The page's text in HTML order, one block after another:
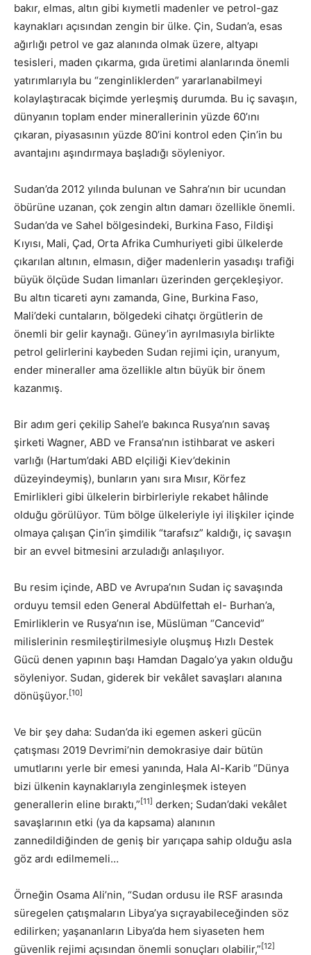
bakır, elmas, altın gibi kıymetli madenler ve petrol-gaz
kaynakları açısından zengin bir ülke. Çin, Sudan’a, esas
ağırlığı petrol ve gaz alanında olmak üzere, altyapı
tesisleri, maden çıkarma, gıda üretimi alanlarında önemli
yatırımlarıyla bu “zenginliklerden” yararlanabilmeyi
kolaylaştıracak biçimde yerleşmiş durumda. Bu iç savaşın,
dünyanın toplam ender minerallerinin yüzde 60’ını
çıkaran, piyasasının yüzde 80’ini kontrol eden Çin’in bu
avantajını aşındırmaya başladığı söyleniyor.
Sudan’da 2012 yılında bulunan ve Sahra’nın bir ucundan
öbürüne uzanan, çok zengin altın damarı özellikle önemli.
Sudan’da ve Sahel bölgesindeki, Burkina Faso, Fildişi
Kıyısı, Mali, Çad, Orta Afrika Cumhuriyeti gibi ülkelerde
çıkarılan altının, elmasın, diğer madenlerin yasadışı trafiği
büyük ölçüde Sudan limanları üzerinden gerçekleşiyor.
Bu altın ticareti aynı zamanda, Gine, Burkina Faso,
Mali’deki cuntaların, bölgedeki cihatçı örgütlerin de
önemli bir gelir kaynağı. Güney’in ayrılmasıyla birlikte
petrol gelirlerini kaybeden Sudan rejimi için, uranyum,
ender mineraller ama özellikle altın büyük bir önem
kazanmış.
Bir adım geri çekilip Sahel’e bakınca Rusya’nın savaş
şirketi Wagner, ABD ve Fransa’nın istihbarat ve askeri
varlığı (Hartum’daki ABD elçiliği Kiev’dekinin
düzeyindeymiş), bunların yanı sıra Mısır, Körfez
Emirlikleri gibi ülkelerin birbirleriyle rekabet hâlinde
olduğu görülüyor. Tüm bölge ülkeleriyle iyi ilişkiler içinde
olmaya çalışan Çin’in şimdilik “tarafsız” kaldığı, iç savaşın
bir an evvel bitmesini arzuladığı anlaşılıyor.
Bu resim içinde, ABD ve Avrupa’nın Sudan iç savaşında
orduyu temsil eden General Abdülfettah el- Burhan’a,
Emirliklerin ve Rusya’nın ise, Müslüman “Cancevid”
milislerinin resmileştirilmesiyle oluşmuş Hızlı Destek
Gücü denen yapının başı Hamdan Dagalo’ya yakın olduğu
söyleniyor. Sudan, giderek bir vekâlet savaşları alanına
dönüşüyor. [10]
Ve bir şey daha: Sudan’da iki egemen askeri gücün
çatışması 2019 Devrimi’nin demokrasiye dair bütün
umutlarını yerle bir emesi yanında, Hala Al-Karib “Dünya
bizi ülkenin kaynaklarıyla zenginleşmek isteyen
generallerin eline bıraktı,” [11] derken; Sudan’daki vekâlet
savaşlarının etki (ya da kapsama) alanının
zannedildiğinden de geniş bir yarıçapa sahip olduğu asla
göz ardı edilmemeli…
Örneğin Osama Ali’nin, “Sudan ordusu ile RSF arasında
süregelen çatışmaların Libya’ya sıçrayabileceğinden söz
edilirken; yaşananların Libya’da hem siyaseten hem
güvenlik rejimi açısından önemli sonuçları olabilir,” [12]